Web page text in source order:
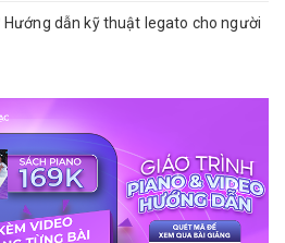
Hướng dẫn kỹ thuật legato cho người